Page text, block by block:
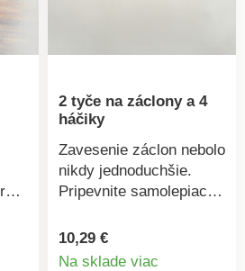
2 tyče na záclony a 4
háčiky
Zavesenie záclon nebolo
nikdy jednoduchšie.
Pripevnite samolepiace
roztiahnite tyče na šírku
okna a navlečte pútka
10,29 €
Na sklade viac